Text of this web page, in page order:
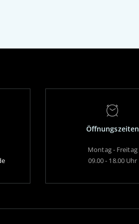
Öffnungszeiten
Montag - Freitag
09.00 - 18.00 Uhr